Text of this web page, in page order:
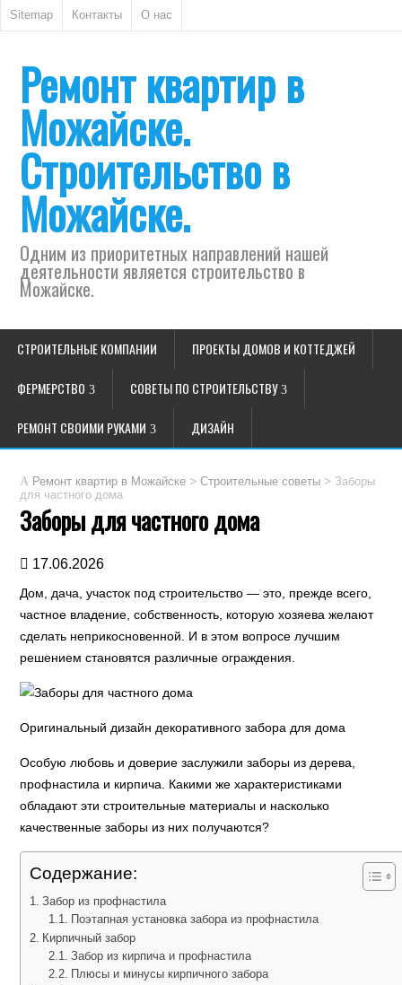
Sitemap Контакты О нас
Ремонт квартир в
Можайске.
Строительство в
Можайске.
Одним из приоритетных направлений нашей
деятельности является строительство в
Можайске.
СТРОИТЕЛЬНЫЕ КОМПАНИИ ПРОЕКТЫ ДОМОВ И КОТТЕДЖЕЙ
ФЕРМЕРСТВО СОВЕТЫ ПО СТРОИТЕЛЬСТВУ
РЕМОНТ СВОИМИ РУКАМИ ДИЗАЙН
Ремонт квартир в Можайске >Строительные советы > Заборы
для частного дома
Заборы для частного дома
17.06.2026
Дом, дача, участок под строительство — это, прежде всего,
частное владение, собственность, которую хозяева желают
сделать неприкосновенной. И в этом вопросе лучшим
решением становятся различные ограждения.
Оригинальный дизайн декоративного забора для дома
Особую любовь и доверие заслужили заборы из дерева,
профнастила и кирпича. Какими же характеристиками
обладают эти строительные материалы и насколько
качественные заборы из них получаются?
Содержание:
Забор из профнастила
Поэтапная установка забора из профнастила
Кирпичный забор
Забор из кирпича и профнастила
Плюсы и минусы кирпичного забора